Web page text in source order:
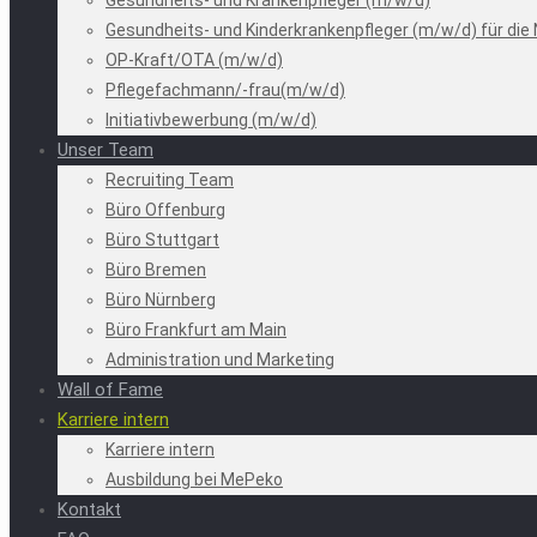
Gesundheits- und Kinderkrankenpfleger (m/w/d) für die
OP-Kraft/OTA (m/w/d)
Pflegefachmann/-frau(m/w/d)
Initiativbewerbung (m/w/d)
Unser Team
Recruiting Team
Büro Offenburg
Büro Stuttgart
Büro Bremen
Büro Nürnberg
Büro Frankfurt am Main
Administration und Marketing
Wall of Fame
Karriere intern
Karriere intern
Ausbildung bei MePeko
Kontakt